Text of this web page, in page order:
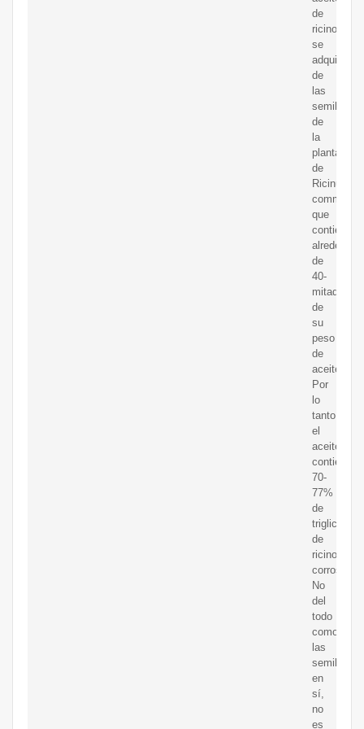
de
ricino
se
adquiere
de
las
semillas
de
la
planta
de
Ricinus
communis,
que
contiene
alrededor
de
40-
mitad
de
su
peso
de
aceite.
Por
lo
tanto,
el
aceite
contiene
70-
77%
de
de
ricinoleico
corrosivo.
No
del
todo
como
las
semillas
en
sí,
no
es